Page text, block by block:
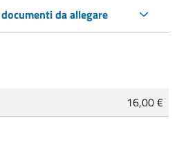
da allegare
16,00 €